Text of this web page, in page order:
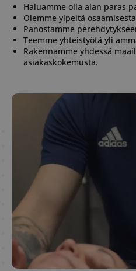
Haluamme olla alan paras
Olemme ylpeitä
Panostamme
Teemme yhteistyötä yli
Rakennamme yhdessä
asiakaskokemusta.